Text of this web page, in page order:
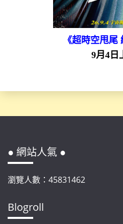
《超時空甩尾
9月4日
● 網站人氣 ●
瀏覽人數：45831462
Blogroll